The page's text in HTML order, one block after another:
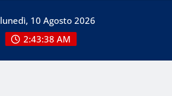
lunedì, 10 Agosto 2026
2:43:39 AM